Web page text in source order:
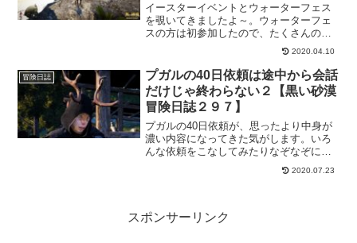
イースターイベントとウォーターフェス
を覗いてきましたよ～。ウォーターフェ
スの方は初参加したので、たくさんの依
頼があって若干満腹気味ｗあと、やっぱ
りベルの報酬束が気になるのでとりあえ
ずはカニだけでもと思って行ってきまし
た。散々な結果になったので、ヴァルぽ
んにお任せすることにもなったりｗ
2020.04.10
冒険日誌
プガルの40日依頼は途中から会話
だけじゃ終わらない２【黒い砂漠
冒険日誌２９７】
プガルの40日依頼が、思ったより中身が
濃い内容になってきた気がします。いろ
んな依頼をこなしてみたりなぞなぞに答
えたり。40日依頼も後半戦を超えてきた
ので、もう一息頑張っていきますよ～。
2020.07.23
スポンサーリンク